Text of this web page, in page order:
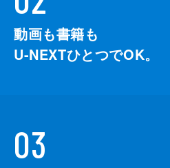
動画も書籍も
U-NEXTひとつでOK。
03